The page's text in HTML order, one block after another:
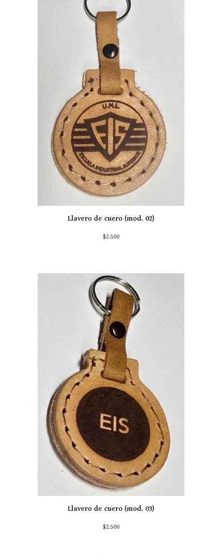
Llavero de cuero (mod. 02)
$2.500
Llavero de cuero (mod. 03)
$2.500